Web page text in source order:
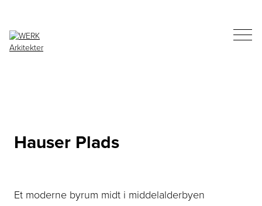
Hauser Plads
Et moderne byrum midt i middelalderbyen